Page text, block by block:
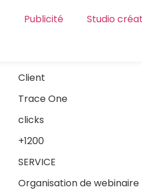
Publicité Studio
Client
Trace One
clicks
+1200
SERVICE
Organisation de webinaire